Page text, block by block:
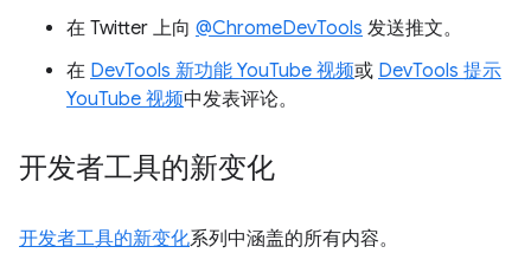
在 Twitter 上向 @ChromeDevTools 发送推文。
在 DevTools 新功能 YouTube 视频或 DevTools 提示
YouTube 视频中发表评论。
开发者工具的新变化
开发者工具的新变化系列中涵盖的所有内容。